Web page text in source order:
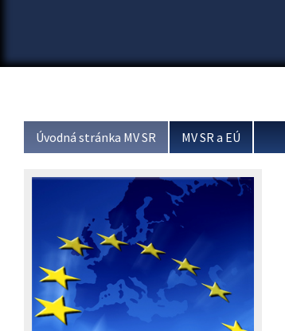
Úvodná stránka MV SR MV SR a EÚ